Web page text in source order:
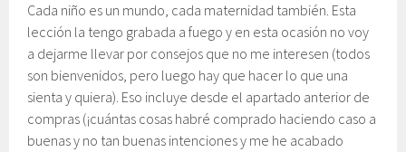
Cada niño es un mundo, cada maternidad también. Esta
lección la tengo grabada a fuego y en esta ocasión no voy
a dejarme llevar por consejos que no me interesen (todos
son bienvenidos, pero luego hay que hacer lo que una
sienta y quiera). Eso incluye desde el apartado anterior de
compras (¡cuántas cosas habré comprado haciendo caso a
buenas y no tan buenas intenciones y me he acabado